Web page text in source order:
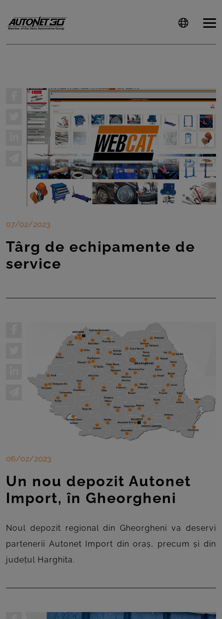
ȘTIRI
CLIENTI
CARIERE
DOCUMENTE
UTILE
CSR
PRESS
ROOM
CONTACT
07/02/2023
Târg de echipamente de
service
06/02/2023
Un nou depozit Autonet
Import, în Gheorgheni
Noul depozit regional din Gheorgheni va deservi
partenerii Autonet Import din oraș, precum și din
județul Harghita.